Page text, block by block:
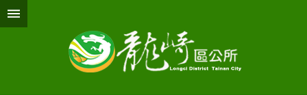
跳到主要內容區塊